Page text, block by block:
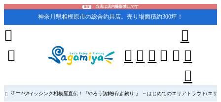
重要 当店は店内撮影禁止です
神奈川県相模原市の総合釣具店。売り場面積約300坪！
    





 ホームフィッシング相模屋直伝！『やろうよ釣り!』『やろうよ釣り!』 ～はじめてのエリアトラウト(エサ